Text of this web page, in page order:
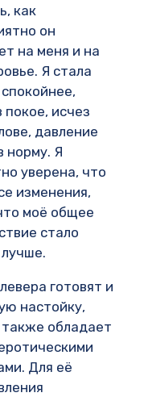
как
он
на меня и на
Я стала
покое, исчез
давление
норму. Я
уверена, что
изменения,
моё общее
стало
готовят и
настойку,
также обладает
Для её